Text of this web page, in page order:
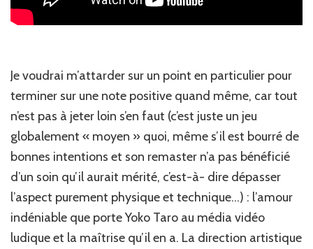
Je voudrai m’attarder sur un point en particulier pour
terminer sur une note positive quand même, car tout
n’est pas à jeter loin s’en faut (c’est juste un jeu
globalement « moyen » quoi, même s’il est bourré de
bonnes intentions et son remaster n’a pas bénéficié
d’un soin qu’il aurait mérité, c’est-à- dire dépasser
l’aspect purement physique et technique…) : l’amour
indéniable que porte Yoko Taro au média vidéo
ludique et la maîtrise qu’il en a. La direction artistique